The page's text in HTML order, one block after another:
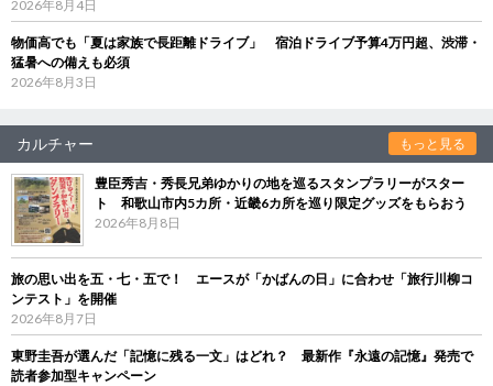
2026年8月4日
物価高でも「夏は家族で長距離ドライブ」 宿泊ドライブ予算4万円超、渋滞・
猛暑への備えも必須
2026年8月3日
カルチャー もっと見る
豊臣秀吉・秀長兄弟ゆかりの地を巡るスタンプラリーがスター
ト 和歌山市内5カ所・近畿6カ所を巡り限定グッズをもらおう
2026年8月8日
旅の思い出を五・七・五で！ エースが「かばんの日」に合わせ「旅行川柳コ
ンテスト」を開催
2026年8月7日
東野圭吾が選んだ「記憶に残る一文」はどれ？ 最新作『永遠の記憶』発売で
読者参加型キャンペーン